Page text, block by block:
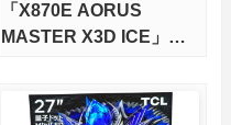
「X870E AORUS
MASTER X3D ICE」を
さらに高速にする完全版
X870Eマザーボードを徹